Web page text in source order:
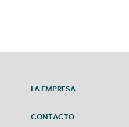
LA EMPRESA
CONTACTO